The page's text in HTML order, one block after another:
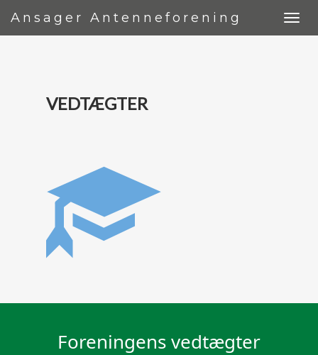
Ansager Antenneforening
VEDTÆGTER
Foreningens vedtægter